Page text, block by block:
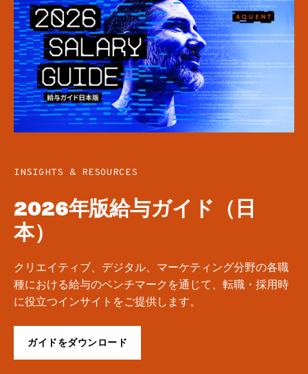
INSIGHTS & RESOURCES
2026年版給与ガイド（日
本）
クリエイティブ、デジタル、マーケティング分野の各職
種における給与のベンチマークを通じて、転職・採用時
に役立つインサイトをご提供します。
ガイドをダウンロード